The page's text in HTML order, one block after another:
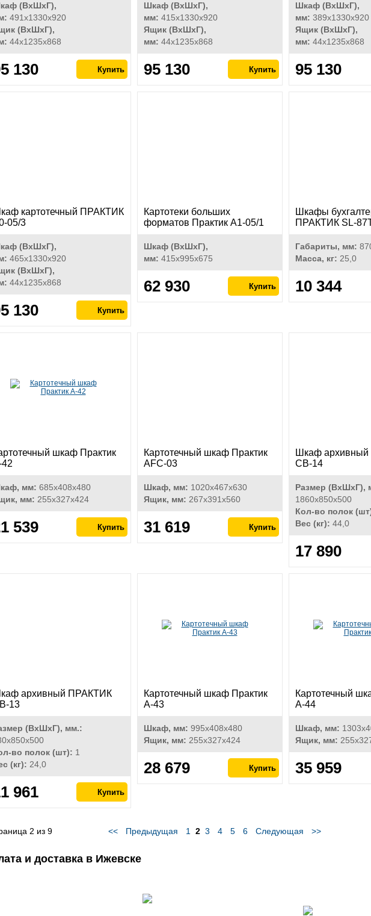
(ВхШхГ),
491x1330x920
(ВхШхГ),
44x1235x868
130
Шкаф (ВхШхГ),
мм: 415x1330x920
Ящик (ВхШхГ),
мм: 44x1235x868
95 130
Шкаф (ВхШхГ),
мм: 389x1330x920
Ящик (ВхШхГ),
мм: 44x1235x868
95 130
картотечный ПРАКТИК
05/3
(ВхШхГ),
465x1330x920
(ВхШхГ),
44x1235x868
130
Картотеки больших
форматов Практик А1-05/1
Шкаф (ВхШхГ),
мм: 415х995х675
62 930
Шкафы
ПРАКТИК SL-
Габариты, мм:
Масса, кг: 25,0
10 344
шкаф Практик
мм: 685х408х480
мм: 255х327х424
539
Картотечный шкаф Практик
AFC-03
Шкаф, мм: 1020x467x630
Ящик, мм: 267x391x560
31 619
Шкаф
СВ-14
Размер (ВхШхГ),
1860x850x500
Кол-во полок
Вес (кг): 44,0
17 890
архивный ПРАКТИК
13
(ВхШхГ), мм.:
во полок (шт): 1
(кг): 24,0
961
Картотечный шкаф Практик
А-43
Шкаф, мм: 995х408х480
Ящик, мм: 255х327х424
28 679
Картотечный
А-44
Шкаф, мм:
Ящик, мм:
35 959
2 из 9 << Предыдущая 1 2 3 4 5 6 Следующая >>
и доставка в Ижевске